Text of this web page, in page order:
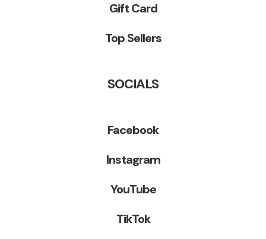
Gift Card
Top Sellers
SOCIALS
Facebook
Instagram
YouTube
TikTok